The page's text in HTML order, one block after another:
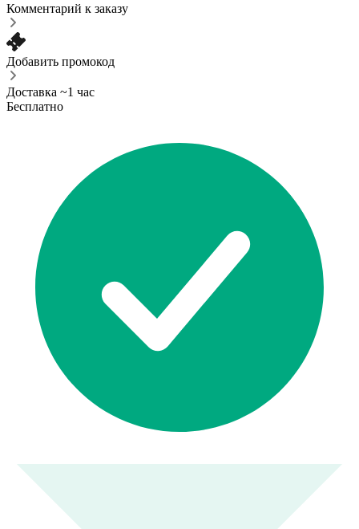
Комментарий к заказу
Добавить промокод
Доставка ~1 час
Бесплатно